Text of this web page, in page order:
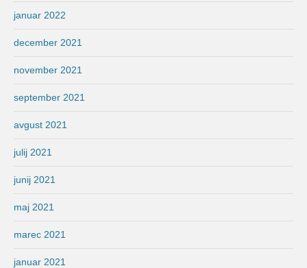
januar 2022
december 2021
november 2021
september 2021
avgust 2021
julij 2021
junij 2021
maj 2021
marec 2021
januar 2021